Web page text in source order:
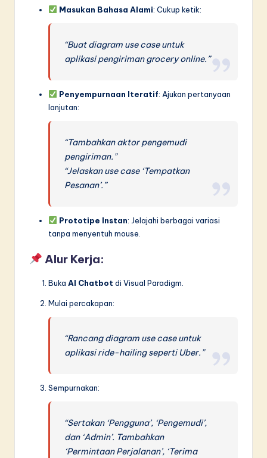
Masukan Bahasa Alami: Cukup ketik:
“Buat diagram use case untuk
aplikasi pengiriman grocery online.”
Penyempurnaan Iteratif: Ajukan pertanyaan
lanjutan:
“Tambahkan aktor pengemudi
pengiriman.”
“Jelaskan use case ‘Tempatkan
Pesanan’.”
Prototipe Instan: Jelajahi berbagai variasi
tanpa menyentuh mouse.
Alur Kerja:
Buka AI Chatbot di Visual Paradigm.
Mulai percakapan:
“Rancang diagram use case untuk
aplikasi ride-hailing seperti Uber.”
Sempurnakan:
“Sertakan ‘Pengguna’, ‘Pengemudi’,
dan ‘Admin’. Tambahkan
‘Permintaan Perjalanan’, ‘Terima